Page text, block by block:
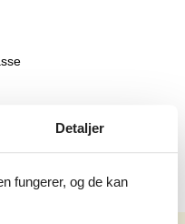
Detaljer
fungerer, og de kan